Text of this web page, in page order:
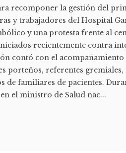
recomponer la gestión del
y trabajadores del Hospital
y una protesta frente al
recientemente contra
contó con el acompañamiento
porteños, referentes
de familiares de pacientes.
el ministro de Salud nac...